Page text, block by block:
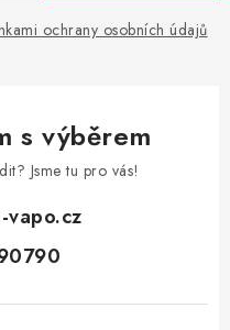
ochrany osobních údajů
s výběrem
Jsme tu pro vás!
vapo.cz